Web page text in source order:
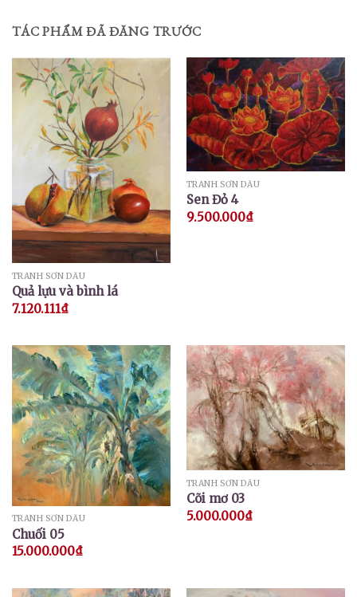
TÁC PHẨM ĐÃ ĐĂNG TRƯỚC
TRANH SƠN DẦU
Quả lựu và bình lá
7.120.111₫
TRANH SƠN DẦU
Sen Đỏ 4
9.500.000₫
TRANH SƠN DẦU
Chuối 05
15.000.000₫
TRANH SƠN DẦU
Cõi mơ 03
5.000.000₫